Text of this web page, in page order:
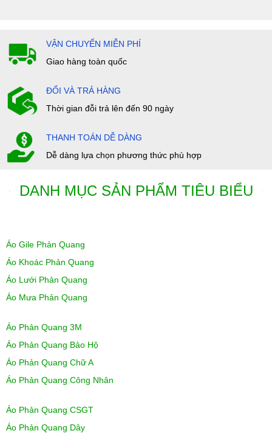
VẬN CHUYỂN MIỄN PHÍ
Giao hàng toàn quốc
ĐỔI VÀ TRẢ HÀNG
Thời gian đỗi trả lên đến 90 ngày
THANH TOÁN DỄ DÀNG
Dễ dàng lựa chọn phương thức phù hợp
DANH MỤC SẢN PHẨM TIÊU BIỂU
Áo Gile Phản Quang
Áo Khoác Phản Quang
Áo Lưới Phản Quang
Áo Mưa Phản Quang
Áo Phản Quang 3M
Áo Phản Quang Bảo Hộ
Áo Phản Quang Chữ A
Áo Phản Quang Công Nhân
Áo Phản Quang CSGT
Áo Phản Quang Dây